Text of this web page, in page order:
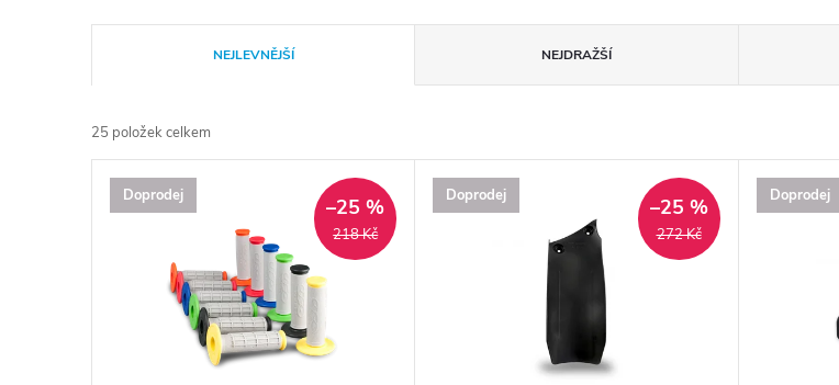
a
z
e
NEJLEVNĚJŠÍ NEJDRAŽŠÍ
25 položek celkem
V Doprodej
218 Kč
–25 % Doprodej
272 Kč
–25 % Doprodej